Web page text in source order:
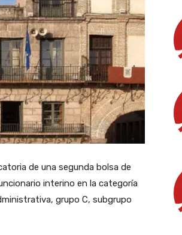
de una segunda bolsa de
interino en la categoría
grupo C, subgrupo